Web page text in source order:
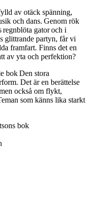
av otäck spänning,
och dans. Genom rök
regnblöta gator och i
glittrande partyn, får vi
framfart. Finns det en
av yta och perfektion?
bok Den stora
Det är en berättelse
också om flykt,
som känns lika starkt
bok